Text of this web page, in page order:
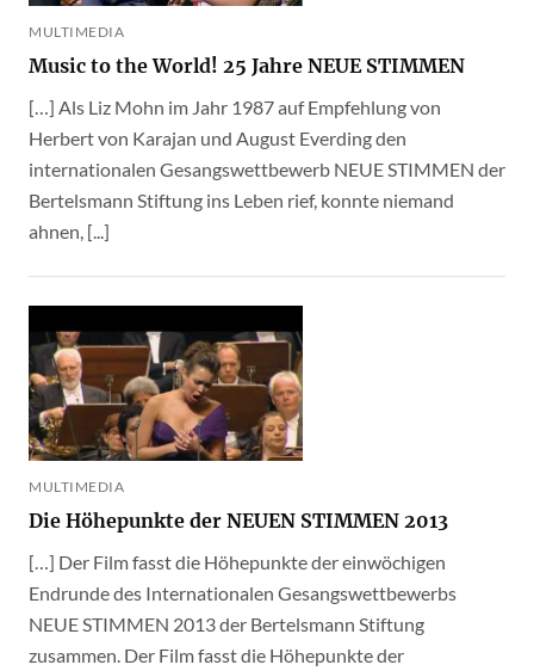
MULTIMEDIA
Music to the World! 25 Jahre NEUE STIMMEN
[…] Als Liz Mohn im Jahr 1987 auf Empfehlung von
Herbert von Karajan und August Everding den
internationalen Gesangswettbewerb NEUE STIMMEN der
Bertelsmann Stiftung ins Leben rief, konnte niemand
ahnen, [...]
MULTIMEDIA
Die Höhepunkte der NEUEN STIMMEN 2013
[…] Der Film fasst die Höhepunkte der einwöchigen
Endrunde des Internationalen Gesangswettbewerbs
NEUE STIMMEN 2013 der Bertelsmann Stiftung
zusammen. Der Film fasst die Höhepunkte der